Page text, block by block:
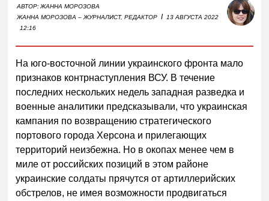
АВТОР:ЖАННА МОРОЗОВА
ЖАННА МОРОЗОВА – ЖУРНАЛИСТ, РЕДАКТОР I
13 АВГУСТА 2022
12:16
На юго-восточной линии украинского фронта мало
признаков контрнаступления ВСУ. В течение
последних нескольких недель западная разведка и
военные аналитики предсказывали, что украинская
кампания по возвращению стратегического
портового города Херсона и прилегающих
территорий неизбежна. Но в окопах менее чем в
миле от российских позиций в этом районе
украинские солдаты прячутся от артиллерийских
обстрелов, не имея возможности продвигаться